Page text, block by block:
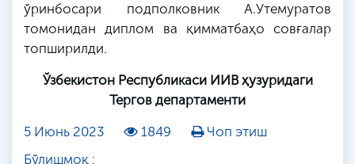
ўринбосари подполковник А.Утемуратов
томонидан диплом ва қимматбаҳо совғалар
топширилди.
Ўзбекистон Республикаси ИИВ ҳузуридаги
Тергов департаменти
5 Июнь 2023
1849
Чоп этиш
Бўлишмоқ :